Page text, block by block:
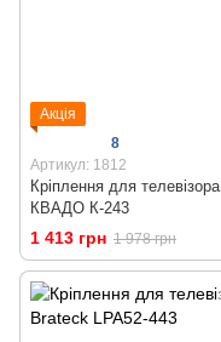
Акція
8
Артикул: 1812
Кріплення для телевізора
КВАДО К-243
1 413 грн 1 978 грн